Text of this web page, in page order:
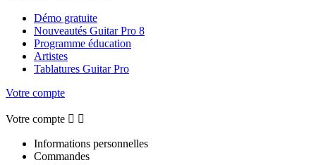
Démo gratuite
Nouveautés Guitar Pro 8
Programme éducation
Artistes
Tablatures Guitar Pro
Votre compte
Votre compte  
Informations personnelles
Commandes